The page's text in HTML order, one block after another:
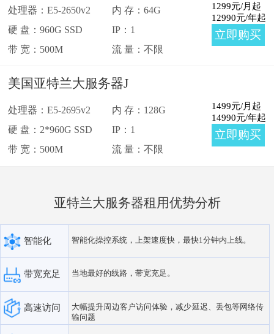
处理器：E5-2650v2
硬 盘：960G SSD
带 宽：500M
内 存：64G
IP：1
流 量：不限
1299元/月起
12990元/年起
立即购买
美国亚特兰大服务器J
处理器：E5-2695v2
硬 盘：2*960G SSD
带 宽：500M
内 存：128G
IP：1
流 量：不限
1499元/月起
14990元/年起
立即购买
亚特兰大服务器租用优势分析
智能化 智能化操控系统，上架速度快，最快1分钟内上线。
带宽充足 当地最好的线路，带宽充足。
高速访问
大幅提升周边客户访问体验，减少延迟、丢包等网络传
输问题